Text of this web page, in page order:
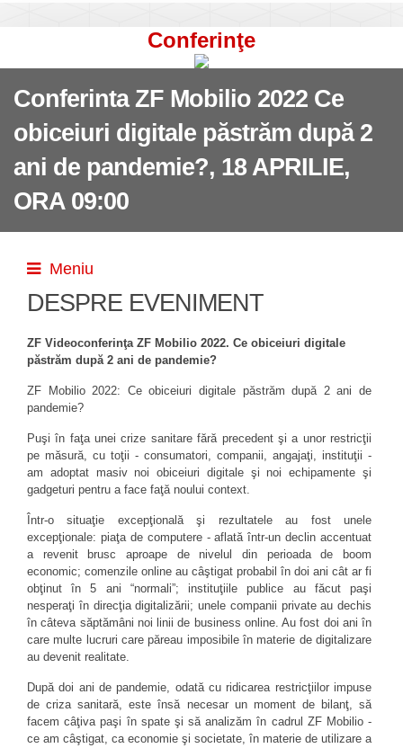
Conferinţe
Conferinta ZF Mobilio 2022 Ce
obiceiuri digitale păstrăm după 2
ani de pandemie?, 18 APRILIE,
ORA 09:00
Meniu
DESPRE EVENIMENT
ZF Videoconferinţa ZF Mobilio 2022. Ce obiceiuri digitale
păstrăm după 2 ani de pandemie?
ZF Mobilio 2022: Ce obiceiuri digitale păstrăm după 2 ani de
pandemie?
Puşi în faţa unei crize sanitare fără precedent şi a unor restricţii
pe măsură, cu toţii - consumatori, companii, angajaţi, instituţii -
am adoptat masiv noi obiceiuri digitale şi noi echipamente şi
gadgeturi pentru a face faţă noului context.
Într-o situaţie excepţională şi rezultatele au fost unele
excepţionale: piaţa de computere - aflată într-un declin accentuat
a revenit brusc aproape de nivelul din perioada de boom
economic; comenzile online au câştigat probabil în doi ani cât ar fi
obţinut în 5 ani “normali”; instituţiile publice au făcut paşi
nesperaţi în direcţia digitalizării; unele companii private au dechis
în câteva săptămâni noi linii de business online. Au fost doi ani în
care multe lucruri care păreau imposibile în materie de digitalizare
au devenit realitate.
După doi ani de pandemie, odată cu ridicarea restricţiilor impuse
de criza sanitară, este însă necesar un moment de bilanţ, să
facem câţiva paşi în spate şi să analizăm în cadrul ZF Mobilio -
ce am câştigat, ca economie şi societate, în materie de utilizare a